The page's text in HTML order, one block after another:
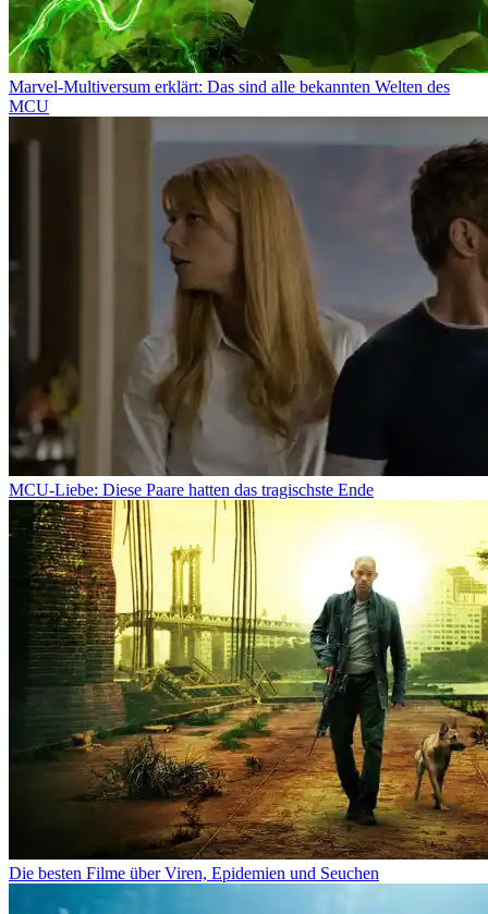
Marvel-Multiversum erklärt: Das sind alle bekannten Welten des
MCU
MCU-Liebe: Diese Paare hatten das tragischste Ende
Die besten Filme über Viren, Epidemien und Seuchen